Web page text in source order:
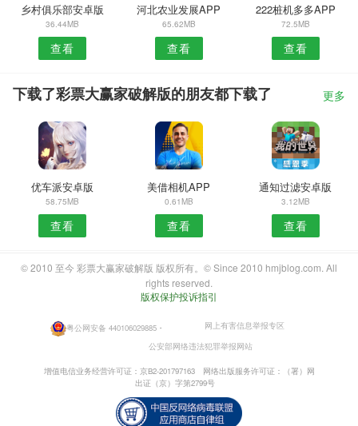
乡村俱乐部安卓版
36.44MB
查看
河北农业发展APP
65.62MB
查看
222桩机多多APP
72.5MB
查看
下载了彩票大赢家破解版的朋友都下载了 更多
优车派安卓版
58.75MB
查看
美借相机APP
0.61MB
查看
通知过滤安卓版
3.12MB
查看
© 2010 至今 彩票大赢家破解版 版权所有。© Since 2010 hmjblog.com. All
rights reserved.
版权保护投诉指引
粤公网安备 440106029885・
网上有害信息举报专区
公安部网络违法犯罪举报网站
增值电信业务经营许可证：京B2-201797163
网络出版服务许可证：（署）网
出证（京）字第2799号